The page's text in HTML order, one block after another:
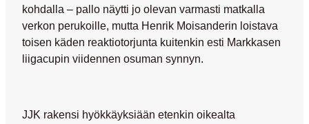
kohdalla – pallo näytti jo olevan varmasti matkalla
verkon perukoille, mutta Henrik Moisanderin loistava
toisen käden reaktiotorjunta kuitenkin esti Markkasen
liigacupin viidennen osuman synnyn.
JJK rakensi hyökkäyksiään etenkin oikealta